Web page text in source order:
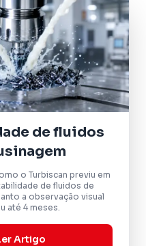
de fluidos
o Turbiscan previu em
de fluidos de
a observação visual
até 4 meses.
Artigo